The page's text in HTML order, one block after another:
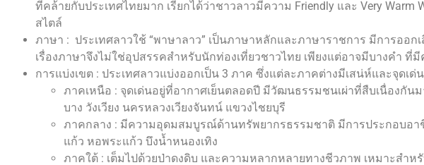
ที่คล้ายกับประเทศไทยมาก เรียกได้ว่าชาวลาวมีความ Friendly และ Very
สไตล์
ภาษา : ประเทศลาวใช้ “พาษาลาว” เป็นภาษาหลักและภาษาราชการ มีการออ
เรื่องภาษาจึงไม่ใช่อุปสรรคสำหรับนักท่องเที่ยวชาวไทย เพียงแต่อาจมีบางคำ ที่
การแบ่งเขต : ประเทศลาวแบ่งออกเป็น 3 ภาค ซึ่งแต่ละภาคต่างมีเสน่ห์และจุดเด่
ภาคเหนือ : จุดเด่นอยู่ที่อากาศเย็นตลอดปี มีวัฒนธรรมชนเผ่าที่สืบเนื่องกั
บาง วังเวียง นครหลวงเวียงจันทน์ แขวงไชยบุรี
ภาคกลาง : มีความอุดมสมบูรณ์ด้านทรัพยากรธรรมชาติ มีการประกอบอ
แก้ว หอพระแก้ว บึงน้ำหนองเทิง
ภาคใต้ : เต็มไปด้วยป่าดงดิบ และความหลากหลายทางชีวภาพ เหมาะสำ